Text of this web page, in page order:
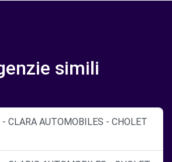
simili
CLARA AUTOMOBILES - CHOLET